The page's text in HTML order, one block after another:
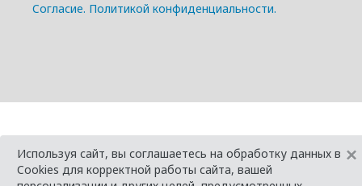
Cогласие. Политикой конфиденциальности.
Используя сайт, вы соглашаетесь на обработку данных в
Cookies для корректной работы сайта, вашей
×